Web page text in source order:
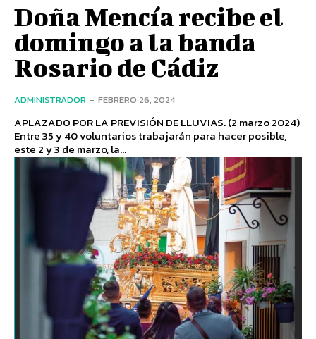
Doña Mencía recibe el
domingo a la banda
Rosario de Cádiz
ADMINISTRADOR - FEBRERO 26, 2024
APLAZADO POR LA PREVISIÓN DE LLUVIAS. (2 marzo 2024)
Entre 35 y 40 voluntarios trabajarán para hacer posible,
este 2 y 3 de marzo, la...